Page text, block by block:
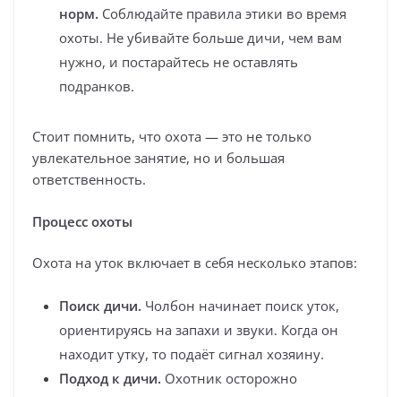
норм. Соблюдайте правила этики во время
охоты. Не убивайте больше дичи, чем вам
нужно, и постарайтесь не оставлять
подранков.
Стоит помнить, что охота — это не только
увлекательное занятие, но и большая
ответственность.
Процесс охоты
Охота на уток включает в себя несколько этапов:
Поиск дичи. Чолбон начинает поиск уток,
ориентируясь на запахи и звуки. Когда он
находит утку, то подаёт сигнал хозяину.
Подход к дичи. Охотник осторожно